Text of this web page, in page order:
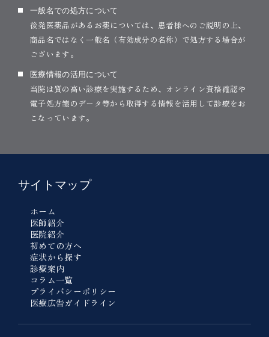
一般名での処方について
後発医薬品があるお薬については、患者様へのご説明の上、
商品名ではなく一般名（有効成分の名称）で処方する場合が
ございます。
医療情報の活用について
当院は質の高い診療を実施するため、オンライン資格確認や
電子処方箋のデータ等から取得する情報を活用して診療をお
こなっています。
サイトマップ
ホーム
医師紹介
医院紹介
初めての方へ
症状から探す
診療案内
コラム一覧
プライバシーポリシー
医療広告ガイドライン